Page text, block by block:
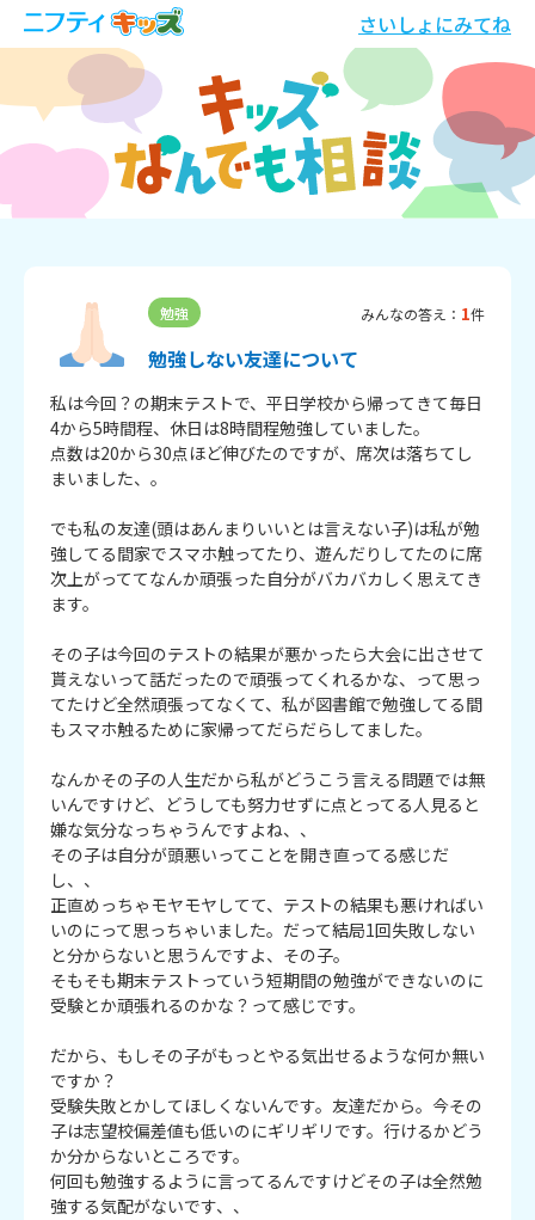
さいしょにみてね
勉強 みんなの答え： 1件
勉強しない友達について
私は今回？の期末テストで、平日学校から帰ってきて毎日
4から5時間程、休日は8時間程勉強していました。
点数は20から30点ほど伸びたのですが、席次は落ちてし
まいました、。
でも私の友達(頭はあんまりいいとは言えない子)は私が勉
強してる間家でスマホ触ってたり、遊んだりしてたのに席
次上がっててなんか頑張った自分がバカバカしく思えてき
ます。
その子は今回のテストの結果が悪かったら大会に出させて
貰えないって話だったので頑張ってくれるかな、って思っ
てたけど全然頑張ってなくて、私が図書館で勉強してる間
もスマホ触るために家帰ってだらだらしてました。
なんかその子の人生だから私がどうこう言える問題では無
いんですけど、どうしても努力せずに点とってる人見ると
嫌な気分なっちゃうんですよね、、
その子は自分が頭悪いってことを開き直ってる感じだ
し、、
正直めっちゃモヤモヤしてて、テストの結果も悪ければい
いのにって思っちゃいました。だって結局1回失敗しない
と分からないと思うんですよ、その子。
そもそも期末テストっていう短期間の勉強ができないのに
受験とか頑張れるのかな？って感じです。
だから、もしその子がもっとやる気出せるような何か無い
ですか？
受験失敗とかしてほしくないんです。友達だから。今その
子は志望校偏差値も低いのにギリギリです。行けるかどう
か分からないところです。
何回も勉強するように言ってるんですけどその子は全然勉
強する気配がないです、、